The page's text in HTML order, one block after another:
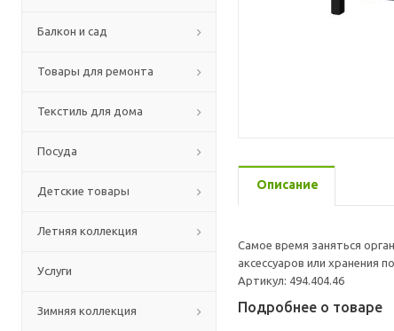
Балкон и сад
Товары для ремонта
Текстиль для дома
Посуда
Детские товары
Летняя коллекция
Услуги
Зимняя коллекция
Описание
Самое время заняться
аксессуаров или хранения
Артикул: 494.404.46
Подробнее о товаре